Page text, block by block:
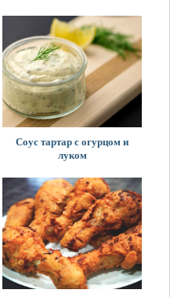
Соус тартар с огурцом и
луком